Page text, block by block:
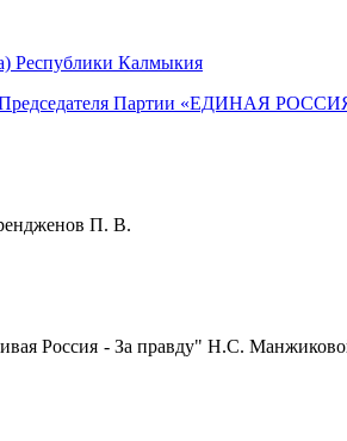
Республики Калмыкия
Председателя Партии «ЕДИНАЯ
Эрендженов П. В.
Россия - За правду" Н.С.